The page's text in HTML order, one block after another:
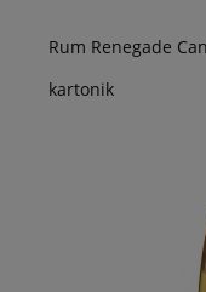
Rum Renegade
kartonik